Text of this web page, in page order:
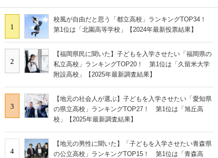
1
校風が自由だと思う「都立高校」ランキングTOP34！
第1位は「北園高等学校」【2024年最新投票結果】
2
【福岡県民に聞いた】子どもを入学させたい「福岡県の
私立高校」ランキングTOP20！ 第1位は「久留米大学
附設高校」【2025年最新調査結果】
3
【地元の社会人が選ぶ】子どもを入学させたい「愛知県
の県立高校」ランキングTOP27！ 第1位は「旭丘高
校」【2025年最新調査結果】
4
【地元の男性に聞いた】「子どもを入学させたい青森県
の公立高校」ランキングTOP15！ 第1位は「青森高